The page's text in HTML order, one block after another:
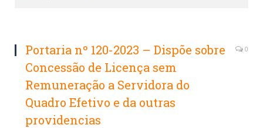
Portaria nº 120-2023 – Dispõe sobre
Concessão de Licença sem
Remuneração a Servidora do
Quadro Efetivo e da outras
providencias
0